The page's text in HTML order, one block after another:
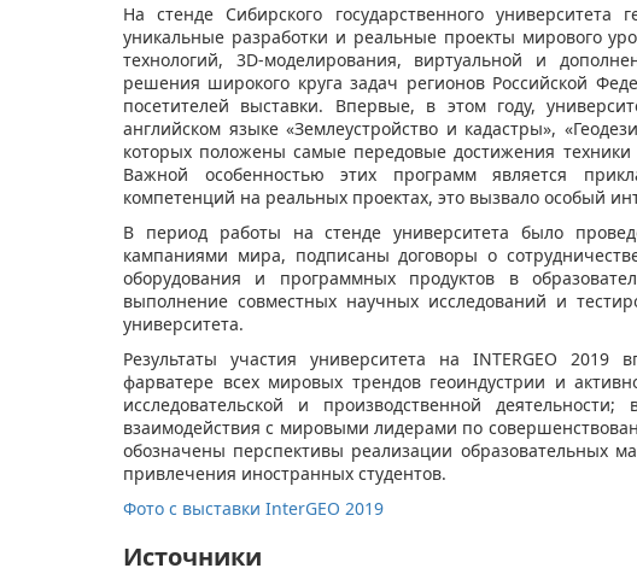
На стенде Сибирского государственного
уникальные разработки и реальные проекты мирового
технологий, 3D-моделирования, виртуальной и
решения широкого круга задач регионов Российской
посетителей выставки. Впервые, в этом году,
английском языке «Землеустройство и кадастры»,
которых положены самые передовые достижения техники
Важной особенностью этих программ является
компетенций на реальных проектах, это вызвало особый
В период работы на стенде университета было
кампаниями мира, подписаны договоры о
оборудования и программных продуктов в
выполнение совместных научных исследований и
университета.
Результаты участия университета на INTERGEO 2019
фарватере всех мировых трендов геоиндустрии и
исследовательской и производственной
взаимодействия с мировыми лидерами по
обозначены перспективы реализации образовательных
привлечения иностранных студентов.
Фото с выставки InterGEO 2019
Источники